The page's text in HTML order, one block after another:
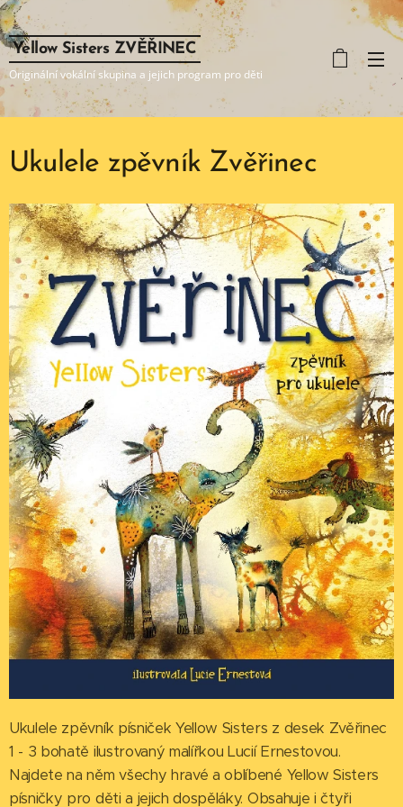
Yellow Sisters ZVĚŘINEC
Originální vokální skupina a jejich program pro děti
Ukulele zpěvník Zvěřinec
Ukulele zpěvník písniček Yellow Sisters z desek Zvěřinec
1 - 3 bohatě ilustrovaný malířkou Lucií Ernestovou.
Najdete na něm všechy hravé a oblíbené Yellow Sisters
písničky pro děti a jejich dospěláky. Obsahuje i čtyři